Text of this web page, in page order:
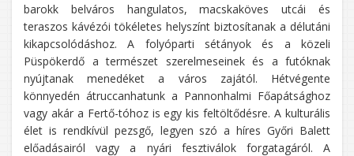
barokk belváros hangulatos, macskaköves utcái és
teraszos kávézói tökéletes helyszínt biztosítanak a délutáni
kikapcsolódáshoz. A folyóparti sétányok és a közeli
Püspökerdő a természet szerelmeseinek és a futóknak
nyújtanak menedéket a város zajától. Hétvégente
könnyedén átruccanhatunk a Pannonhalmi Főapátsághoz
vagy akár a Fertő-tóhoz is egy kis feltöltődésre. A kulturális
élet is rendkívül pezsgő, legyen szó a híres Győri Balett
előadásairól vagy a nyári fesztiválok forgatagáról. A